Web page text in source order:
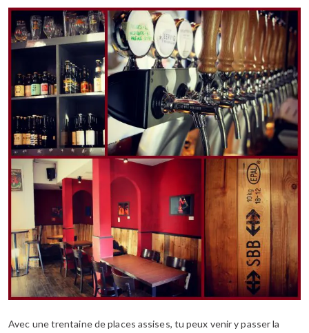
Avec une trentaine de places assises, tu peux venir y passer la